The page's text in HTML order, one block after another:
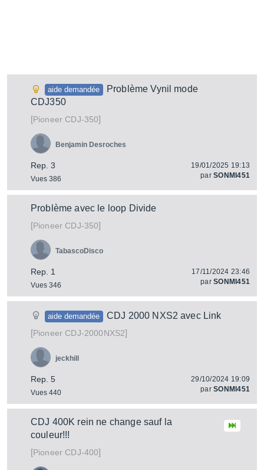
aide demandée
Problème Vynil mode
CDJ350
[Pioneer CDJ-350]
Rep. 3
Vues 386
Benjamin Desroches
19/01/2025 19:13
parSONMI451
Problème avec le loop Divide
[Pioneer CDJ-350]
Rep. 1
Vues 346
TabascoDisco
17/11/2024 23:46
parSONMI451
aide demandée
CDJ 2000 NXS2 avec Link
[Pioneer CDJ-2000NXS2]
Rep. 5
Vues 440
jeckhill
29/10/2024 19:09
parSONMI451
CDJ 400K rein ne change sauf la
couleur!!!
[Pioneer CDJ-400]